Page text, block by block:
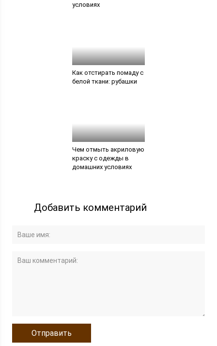
условиях
Как отстирать помаду с
белой ткани: рубашки
Чем отмыть акриловую
краску с одежды в
домашних условиях
Добавить комментарий